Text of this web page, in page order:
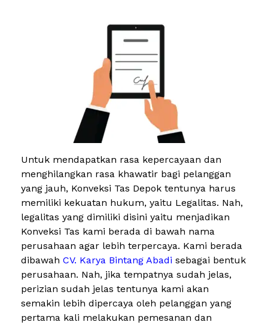
Untuk mendapatkan rasa kepercayaan dan
menghilangkan rasa khawatir bagi pelanggan
yang jauh, Konveksi Tas Depok tentunya harus
memiliki kekuatan hukum, yaitu Legalitas. Nah,
legalitas yang dimiliki disini yaitu menjadikan
Konveksi Tas kami berada di bawah nama
perusahaan agar lebih terpercaya. Kami berada
dibawah CV. Karya Bintang Abadi sebagai bentuk
perusahaan. Nah, jika tempatnya sudah jelas,
perizian sudah jelas tentunya kami akan
semakin lebih dipercaya oleh pelanggan yang
pertama kali melakukan pemesanan dan